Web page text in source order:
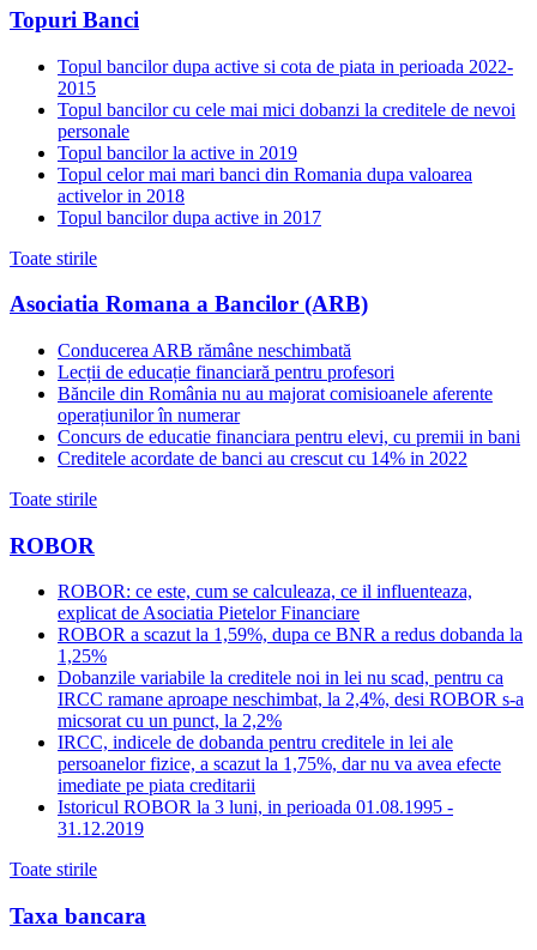
Topuri Banci
Topul bancilor dupa active si cota de piata in perioada 2022-
2015
Topul bancilor cu cele mai mici dobanzi la creditele de nevoi
personale
Topul bancilor la active in 2019
Topul celor mai mari banci din Romania dupa valoarea
activelor in 2018
Topul bancilor dupa active in 2017
Toate stirile
Asociatia Romana a Bancilor (ARB)
Conducerea ARB rămâne neschimbată
Lecții de educație financiară pentru profesori
Băncile din România nu au majorat comisioanele aferente
operațiunilor în numerar
Concurs de educatie financiara pentru elevi, cu premii in bani
Creditele acordate de banci au crescut cu 14% in 2022
Toate stirile
ROBOR
ROBOR: ce este, cum se calculeaza, ce il influenteaza,
explicat de Asociatia Pietelor Financiare
ROBOR a scazut la 1,59%, dupa ce BNR a redus dobanda la
1,25%
Dobanzile variabile la creditele noi in lei nu scad, pentru ca
IRCC ramane aproape neschimbat, la 2,4%, desi ROBOR s-a
micsorat cu un punct, la 2,2%
IRCC, indicele de dobanda pentru creditele in lei ale
persoanelor fizice, a scazut la 1,75%, dar nu va avea efecte
imediate pe piata creditarii
Istoricul ROBOR la 3 luni, in perioada 01.08.1995 -
31.12.2019
Toate stirile
Taxa bancara